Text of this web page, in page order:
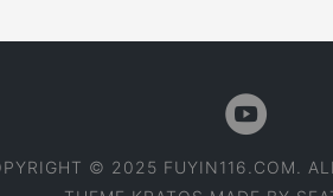
© 2025 FUYIN116.COM.